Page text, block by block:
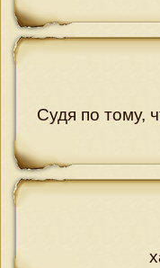
Судя по тому,